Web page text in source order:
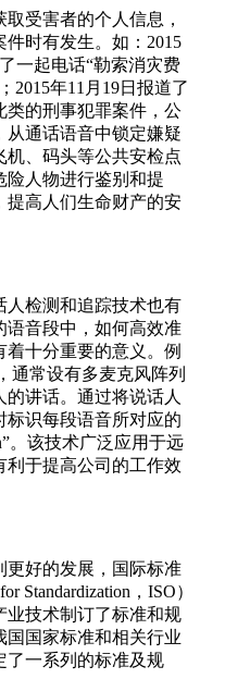
受害者的个人信息，
时有发生。如：2015
一起电话“勒索消灾费
2015年11月19日报道了
类的刑事犯罪案件，公
从通话语音中锁定嫌疑
机、码头等公共安检点
险人物进行鉴别和提
提高人们生命财产的安
检测和追踪技术也有
语音段中，如何高效准
十分重要的意义。例
通常设有多麦克风阵列
讲话。通过将说话人
标识每段语音所对应的
。该技术广泛应用于远
利于提高公司的工作效
好的发展，国际标准
Standardization，ISO）
业技术制订了标准和规
国国家标准和相关行业
了一系列的标准及规